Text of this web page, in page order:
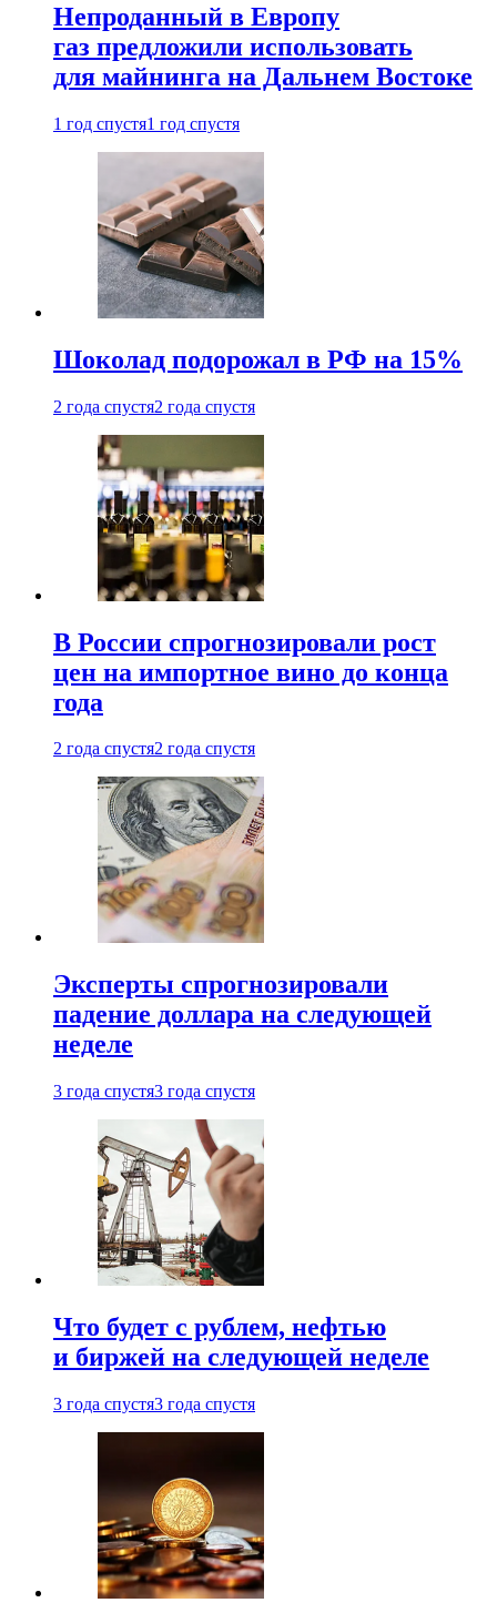
Непроданный в Европу
газ предложили использовать
для майнинга на Дальнем Востоке
1 год спустя1 год спустя
Шоколад подорожал в РФ на 15%
2 года спустя2 года спустя
В России спрогнозировали рост
цен на импортное вино до конца
года
2 года спустя2 года спустя
Эксперты спрогнозировали
падение доллара на следующей
неделе
3 года спустя3 года спустя
Что будет с рублем, нефтью
и биржей на следующей неделе
3 года спустя3 года спустя